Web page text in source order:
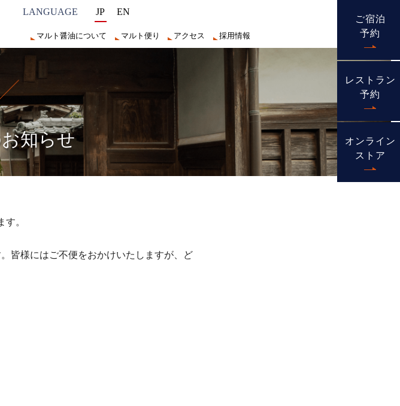
ご宿泊
予約
レストラン
予約
オンライン
ストア
JP EN
マルト醤油について マルト便り アクセス 採用情報
知らせ
。
皆様にはご不便をおかけいたしますが、ど